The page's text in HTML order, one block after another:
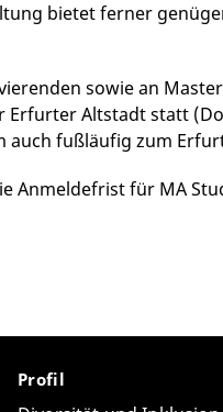
bietet ferner
sowie an
Erfurter Altstadt statt
auch fußläufig zum
Anmeldefrist für MA
Profil